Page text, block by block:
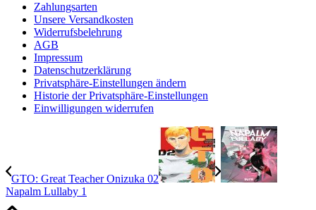
Zahlungsarten
Unsere Versandkosten
Widerrufsbelehrung
AGB
Impressum
Datenschutzerklärung
Privatsphäre-Einstellungen ändern
Historie der Privatsphäre-Einstellungen
Einwilligungen widerrufen
GTO: Great Teacher Onizuka 02
Napalm Lullaby 1